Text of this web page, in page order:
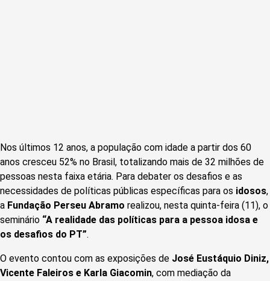
Nos últimos 12 anos, a população com idade a partir dos 60
anos cresceu 52% no Brasil, totalizando mais de 32 milhões de
pessoas nesta faixa etária. Para debater os desafios e as
necessidades de políticas públicas específicas para os idosos,
a Fundação Perseu Abramo realizou, nesta quinta-feira (11), o
seminário “A realidade das políticas para a pessoa idosa e
os desafios do PT”.
O evento contou com as exposições de José Eustáquio Diniz,
Vicente Faleiros e Karla Giacomin, com mediação da